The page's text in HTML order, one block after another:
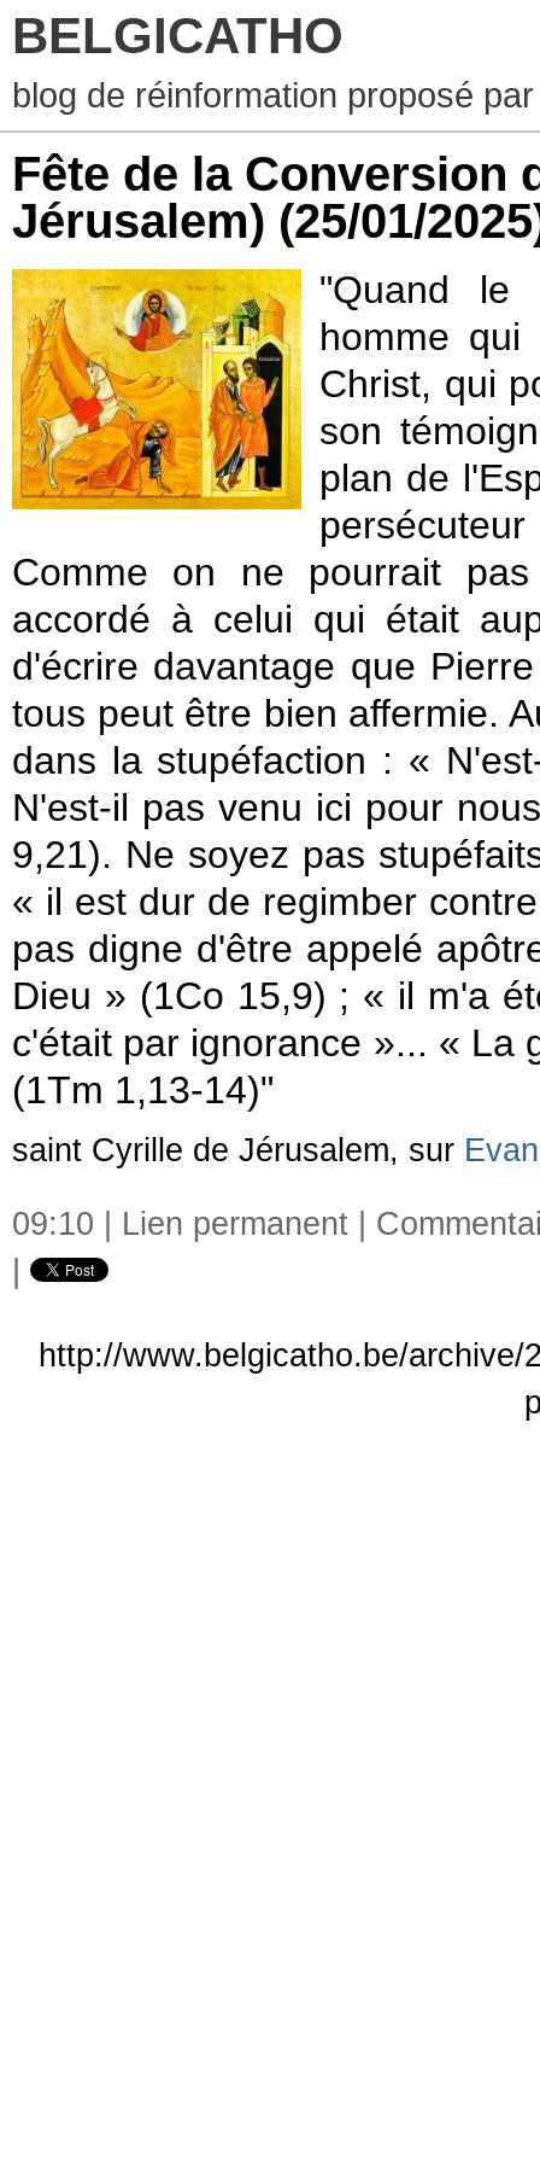
BELGICATHO
blog de réinformation proposé
Fête de la Conversion
Jérusalem) (25/01/
"Quand le
homme
Christ, qui
son
plan de
Comme on ne pourrait
accordé à celui qui était
d'écrire davantage que
tous peut être bien affermie.
dans la stupéfaction : «
N'est-il pas venu ici pour
9,21). Ne soyez pas
« il est dur de regimber
pas digne d'être appelé
Dieu » (1Co 15,9) ; « il m'a
c'était par ignorance »... « La
(1Tm 1,13-14)"
saint Cyrille de Jérusalem, sur
09:10 | Lien permanent
http://www.belgicatho.be/